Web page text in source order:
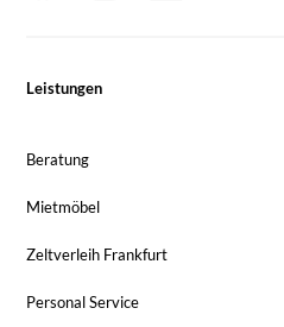
Leistungen
Beratung
Mietmöbel
Zeltverleih Frankfurt
Personal Service